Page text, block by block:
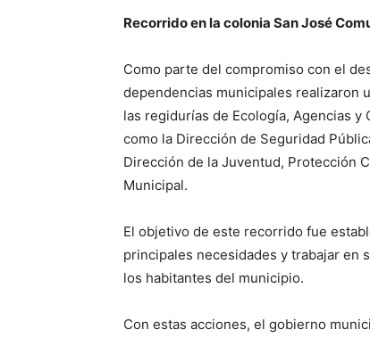
Recorrido en la colonia San José
Como parte del compromiso con el
dependencias municipales realizaron
las regidurías de Ecología, Agencias y
como la Dirección de Seguridad
Dirección de la Juventud, Protección
Municipal.
El objetivo de este recorrido fue
principales necesidades y trabajar en
los habitantes del municipio.
Con estas acciones, el gobierno